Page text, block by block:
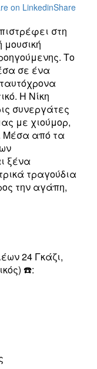
on LinkedinShare
στη
μουσική
Το
σε ένα
Η Νίκη
συνεργάτες
με χιούμορ,
Μέσα από τα
ξένα
τραγούδια
την αγάπη,
24 Γκάζι,
☎️: